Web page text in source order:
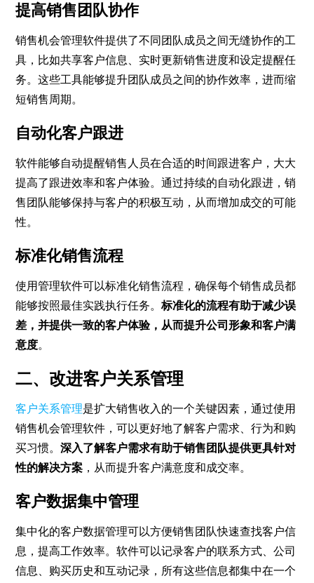
提高销售团队协作
销售机会管理软件提供了不同团队成员之间无缝协作的工
具，比如共享客户信息、实时更新销售进度和设定提醒任
务。这些工具能够提升团队成员之间的协作效率，进而缩
短销售周期。
自动化客户跟进
软件能够自动提醒销售人员在合适的时间跟进客户，大大
提高了跟进效率和客户体验。通过持续的自动化跟进，销
售团队能够保持与客户的积极互动，从而增加成交的可能
性。
标准化销售流程
使用管理软件可以标准化销售流程，确保每个销售成员都
能够按照最佳实践执行任务。标准化的流程有助于减少误
差，并提供一致的客户体验，从而提升公司形象和客户满
意度。
二、改进客户关系管理
客户关系管理是扩大销售收入的一个关键因素，通过使用
销售机会管理软件，可以更好地了解客户需求、行为和购
买习惯。深入了解客户需求有助于销售团队提供更具针对
性的解决方案 ，从而提升客户满意度和成交率。
客户数据集中管理
集中化的客户数据管理可以方便销售团队快速查找客户信
息，提高工作效率。软件可以记录客户的联系方式、公司
信息、购买历史和互动记录，所有这些信息都集中在一个